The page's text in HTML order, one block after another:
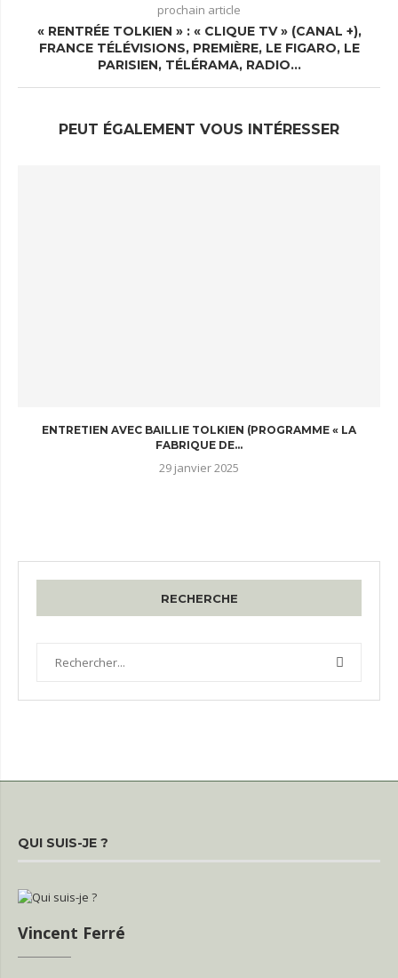
prochain article
« RENTRÉE TOLKIEN » : « CLIQUE TV » (CANAL +),
FRANCE TÉLÉVISIONS, PREMIÈRE, LE FIGARO, LE
PARISIEN, TÉLÉRAMA, RADIO…
PEUT ÉGALEMENT VOUS INTÉRESSER
ENTRETIEN AVEC BAILLIE TOLKIEN (PROGRAMME « LA
FABRIQUE DE...
29 janvier 2025
RECHERCHE
QUI SUIS-JE ?
Vincent Ferré